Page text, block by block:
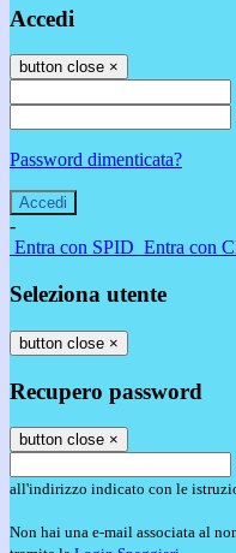
Accedi
button close ×
Password dimenticata?
-
Entra con SPID Entra con
Seleziona utente
button close ×
Recupero password
button close ×
all'indirizzo indicato con le
Non hai una e-mail associata al